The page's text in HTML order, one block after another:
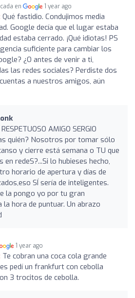
en 1 year ago
Qué fastidio. Condujimos media
Google decía que el lugar estaba
estaba cerrado. ¡Qué idiotas! PS
suficiente para cambiar los
¿O antes de venir a ti,
las redes sociales? Perdiste dos
a nuestros amigos, aún
AMIGO SERGIO
quién? Nosotros por tomar sólo
y cierre está semana o TU que
en redeS?...Si lo hubieses hecho,
horario de apertura y días de
SÍ sería de inteligentes.
la pongo yo por tu gran
la hora de puntuar. Un abrazo
1 year ago
Te cobran una coca cola grande
pedí un frankfurt con cebolla
3 trocitos de cebolla.